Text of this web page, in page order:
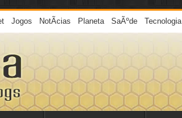
Jogos NotÃ­cias Planeta SaÃºde Tecnologia